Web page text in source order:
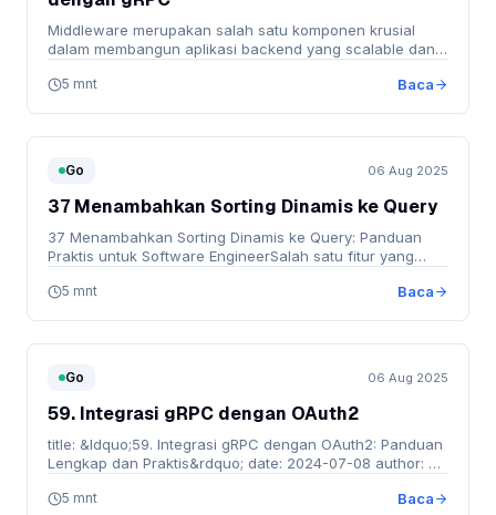
Middleware merupakan salah satu komponen krusial
dalam membangun aplikasi backend yang scalable dan
5 mnt Baca
Go 06 Aug 2025
37 Menambahkan Sorting Dinamis ke Query
37 Menambahkan Sorting Dinamis ke Query: Panduan
Praktis untuk Software EngineerSalah satu fitur yang
5 mnt Baca
Go 06 Aug 2025
59. Integrasi gRPC dengan OAuth2
title: &ldquo;59. Integrasi gRPC dengan OAuth2: Panduan
Lengkap dan Praktis&rdquo; date: 2024-07-08 author: …
5 mnt Baca